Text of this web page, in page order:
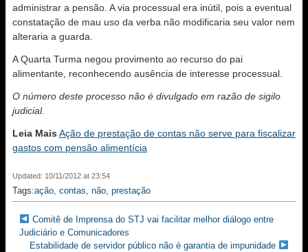
administrar a pensão. A via processual era inútil, pois a eventual
constatação de mau uso da verba não modificaria seu valor nem
alteraria a guarda.
A Quarta Turma negou provimento ao recurso do pai
alimentante, reconhecendo ausência de interesse processual.
O número deste processo não é divulgado em razão de sigilo
judicial.
Leia Mais Ação de prestação de contas não serve para fiscalizar
gastos com pensão alimentícia
Updated: 10/11/2012 at 23:54
Tags:ação, contas, não, prestação
Comitê de Imprensa do STJ vai facilitar melhor diálogo entre
Judiciário e Comunicadores
Estabilidade de servidor público não é garantia de impunidade